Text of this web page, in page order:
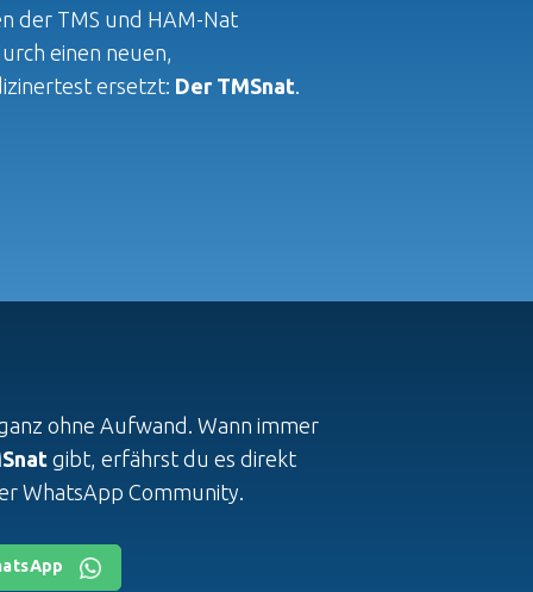
der TMS und HAM-Nat
einen neuen,
ersetzt: Der TMSnat
ohne Aufwand. Wann immer
gibt, erfährst du es direkt
WhatsApp Community.